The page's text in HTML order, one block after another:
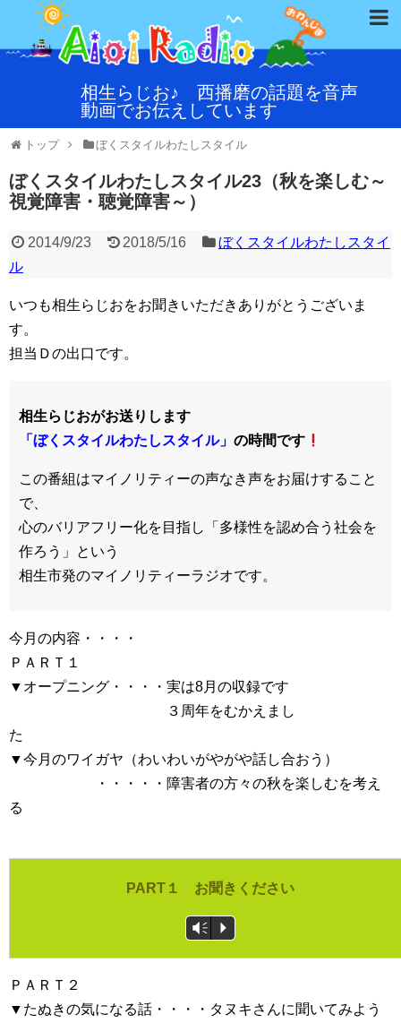
相生らじお♪ 西播磨の話題を音声
動画でお伝えしています
トップ ぼくスタイルわたしスタイル
ぼくスタイルわたしスタイル23（秋を楽しむ～
視覚障害・聴覚障害～）
2014/9/23 2018/5/16
ぼくスタイルわたしスタイ
ル
いつも相生らじおをお聞きいただきありがとうございま
す。
担当Ｄの出口です。
相生らじおがお送りします
「ぼくスタイルわたしスタイル」 の時間です
この番組はマイノリティーの声なき声をお届けすること
で、
心のバリアフリー化を目指し「多様性を認め合う社会を
作ろう」という
相生市発のマイノリティーラジオです。
今月の内容・・・・
ＰＡＲＴ１
▼オープニング・・・・実は8月の収録です
３周年をむかえまし
た
▼今月のワイガヤ（わいわいがやがや話し合おう）
・・・・・障害者の方々の秋を楽しむを考え
る
PART１ お聞きください
Vm P
ＰＡＲＴ２
▼たぬきの気になる話・・・・タヌキさんに聞いてみよう